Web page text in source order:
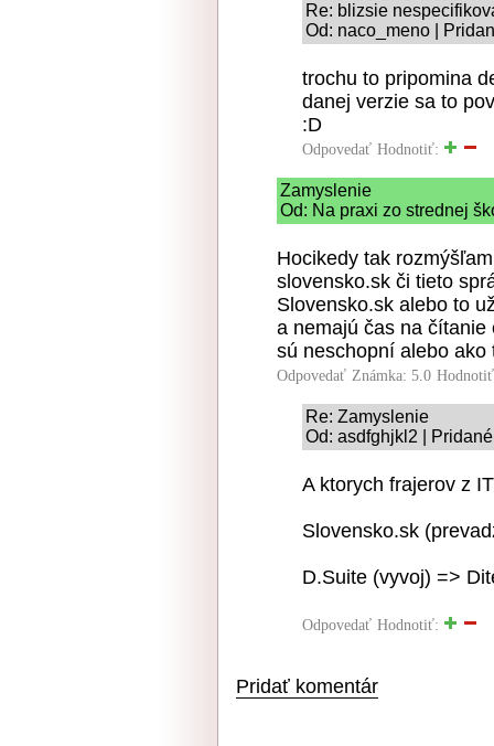
Re: blizsie
Od: naco_meno |
trochu to pripomina
danej verzie sa to
:D
Odpovedať Hodnotiť:
Zamyslenie
Od: Na praxi zo strednej
Hocikedy tak
slovensko.sk či tieto
Slovensko.sk alebo to
a nemajú čas na
sú neschopní alebo ako
Odpovedať Známka: 5.0
Re: Zamyslenie
Od: asdfghjkl2 |
A ktorych frajerov z
Slovensko.sk
D.Suite (vyvoj) =>
Odpovedať Hodnotiť:
Pridať komentár